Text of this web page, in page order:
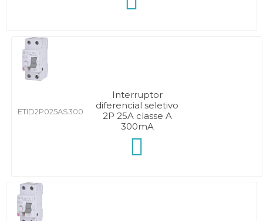
ETID2P025AS300
Interruptor
diferencial seletivo
2P 25A classe A
300mA